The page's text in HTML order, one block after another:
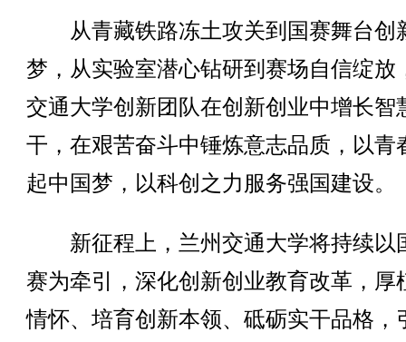
从青藏铁路冻土攻关到国赛舞台创
梦，从实验室潜心钻研到赛场自信绽放
交通大学创新团队在创新创业中增长智
干，在艰苦奋斗中锤炼意志品质，以青
起中国梦，以科创之力服务强国建设。
新征程上，兰州交通大学将持续以
赛为牵引，深化创新创业教育改革，厚
情怀、培育创新本领、砥砺实干品格，